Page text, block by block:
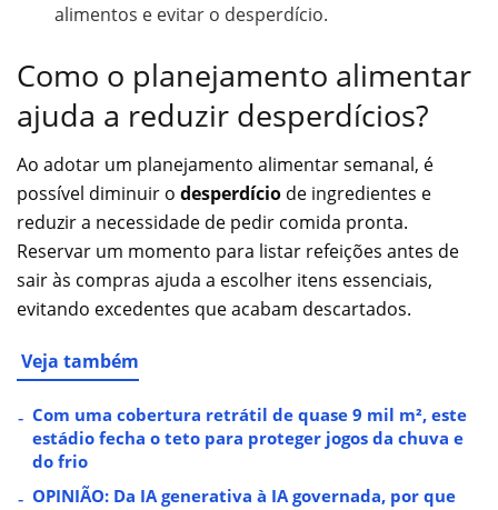
alimentos e evitar o desperdício.
Como o planejamento alimentar
ajuda a reduzir desperdícios?
Ao adotar um planejamento alimentar semanal, é
possível diminuir o desperdício de ingredientes e
reduzir a necessidade de pedir comida pronta.
Reservar um momento para listar refeições antes de
sair às compras ajuda a escolher itens essenciais,
evitando excedentes que acabam descartados.
Veja também
Com uma cobertura retrátil de quase 9 mil m², este
estádio fecha o teto para proteger jogos da chuva e
do frio
OPINIÃO: Da IA generativa à IA governada, por que